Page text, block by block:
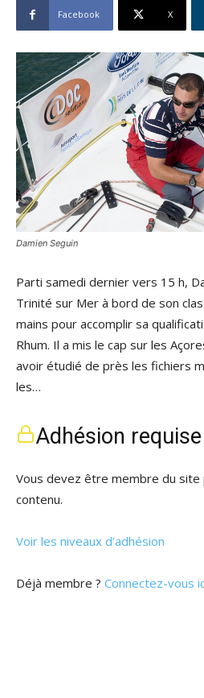
Facebook X
Damien Seguin
Parti samedi dernier vers 15 h,
Trinité sur Mer à bord de son
mains pour accomplir sa
Rhum. Il a mis le cap sur les
avoir étudié de près les fichiers
les…
Adhésion requise
Vous devez être membre du site
contenu.
Voir les niveaux d’adhésion
Déjà membre ? Connectez-vous